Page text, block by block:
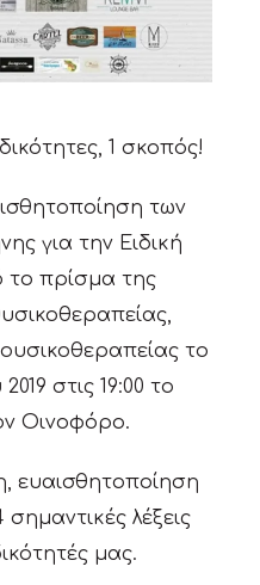
1 σκοπός!
των
για την Ειδική
πρίσμα της
το
στις 19:00 το
Οινοφόρο.
ευαισθητοποίηση
λέξεις
μας.